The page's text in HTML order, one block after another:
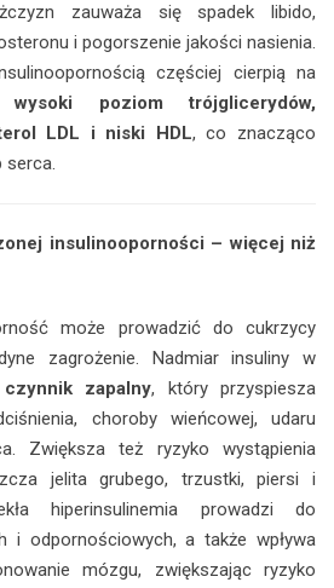
zauważa się spadek libido,
i pogorszenie jakości nasienia.
częściej cierpią na
poziom trójglicerydów,
LDL i niski HDL, co znacząco
serca.
insulinooporności – więcej niż
może prowadzić do cukrzycy
zagrożenie. Nadmiar insuliny w
czynnik zapalny, który przyspiesza
choroby wieńcowej, udaru
Zwiększa też ryzyko wystąpienia
jelita grubego, trzustki, piersi i
hiperinsulinemia prowadzi do
i odpornościowych, a także wpływa
mózgu, zwiększając ryzyko